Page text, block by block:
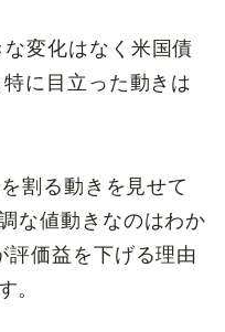
変化はなく米国債
に目立った動きは
割る動きを見せて
な値動きなのはわか
評価益を下げる理由
。